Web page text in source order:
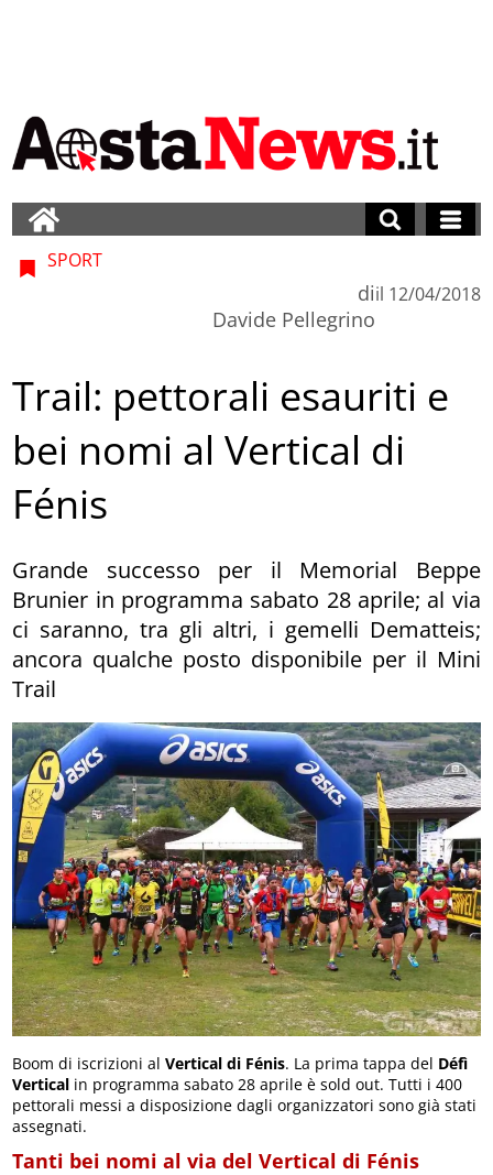
SPORT
di
Davide Pellegrino
il 12/04/2018
Trail: pettorali esauriti e
bei nomi al Vertical di
Fénis
Grande successo per il Memorial Beppe
Brunier in programma sabato 28 aprile; al via
ci saranno, tra gli altri, i gemelli Dematteis;
ancora qualche posto disponibile per il Mini
Trail
Boom di iscrizioni alVertical di Fénis. La prima tappa del Défì
Vertical in programma sabato 28 aprile è sold out. Tutti i 400
pettorali messi a disposizione dagli organizzatori sono già stati
assegnati.
Tanti bei nomi al via del Vertical di Fénis